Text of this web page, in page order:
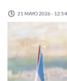
21 MAYO 2026 - 12:54